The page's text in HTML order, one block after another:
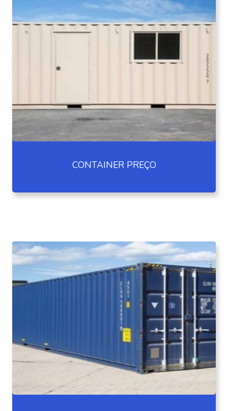
CONTAINER PREÇO